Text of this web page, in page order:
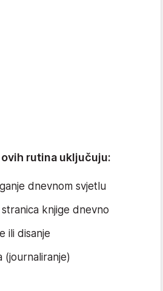
rutina uključuju:
dnevnom svjetlu
knjige dnevno
ili disanje
(journaliranje)